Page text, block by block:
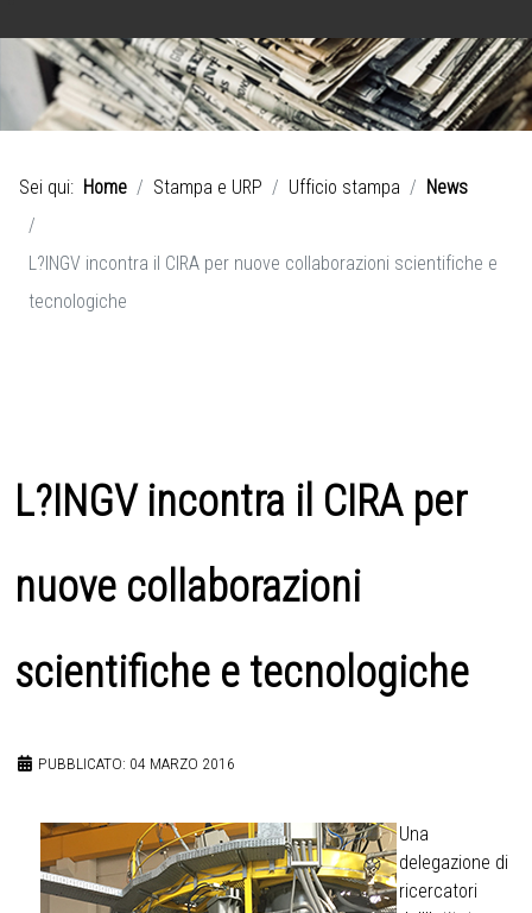
Sei qui: Home Stampa e URP Ufficio stampa News
L?INGV incontra il CIRA per nuove collaborazioni scientifiche e
tecnologiche
L?INGV incontra il CIRA per
nuove collaborazioni
scientifiche e tecnologiche
PUBBLICATO: 04 MARZO 2016
Una
delegazione di
ricercatori